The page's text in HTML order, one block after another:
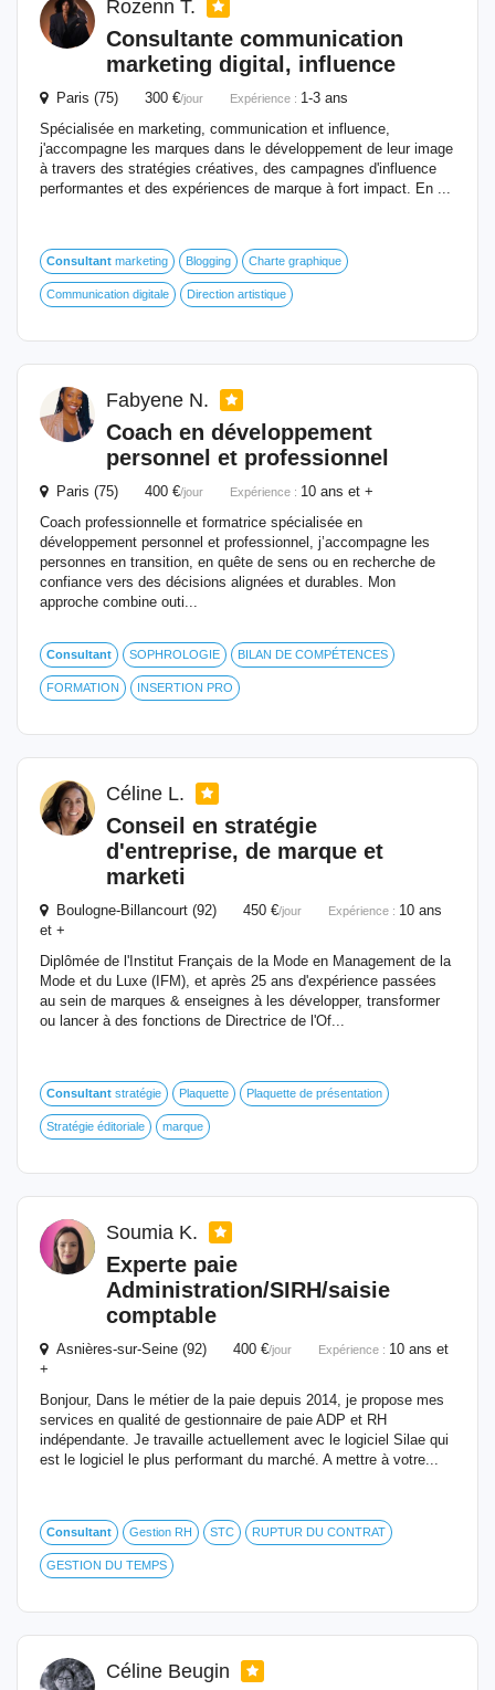
Rozenn T.
Consultante communication
marketing digital, influence
Paris (75) 300 €/jour Expérience : 1-3 ans
Spécialisée en marketing, communication et influence,
j'accompagne les marques dans le développement de leur image
à travers des stratégies créatives, des campagnes d'influence
performantes et des expériences de marque à fort impact. En ...
Consultant marketing Blogging Charte graphique
Communication digitale Direction artistique
Fabyene N.
Coach en développement
personnel et professionnel
Paris (75) 400 €/jour Expérience : 10 ans et +
Coach professionnelle et formatrice spécialisée en
développement personnel et professionnel, j’accompagne les
personnes en transition, en quête de sens ou en recherche de
confiance vers des décisions alignées et durables. Mon
approche combine outi...
Consultant SOPHROLOGIE BILAN DE COMPÉTENCES
FORMATION INSERTION PRO
Céline L.
Conseil en stratégie
d'entreprise, de marque et
marketi
Boulogne-Billancourt (92) 450 €/jour Expérience : 10 ans
et +
Diplômée de l'Institut Français de la Mode en Management de la
Mode et du Luxe (IFM), et après 25 ans d'expérience passées
au sein de marques & enseignes à les développer, transformer
ou lancer à des fonctions de Directrice de l'Of...
Consultant stratégie Plaquette Plaquette de présentation
Stratégie éditoriale marque
Soumia K.
Experte paie
Administration/SIRH/saisie
comptable
Asnières-sur-Seine (92) 400 €/jour Expérience : 10 ans et
+
Bonjour, Dans le métier de la paie depuis 2014, je propose mes
services en qualité de gestionnaire de paie ADP et RH
indépendante. Je travaille actuellement avec le logiciel Silae qui
est le logiciel le plus performant du marché. A mettre à votre...
Consultant Gestion RH STC RUPTUR DU CONTRAT
GESTION DU TEMPS
Céline Beugin